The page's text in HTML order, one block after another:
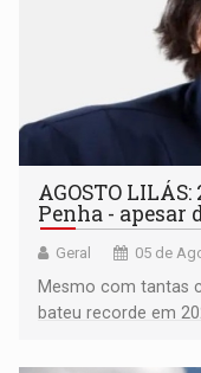
AGOSTO
Penha - apesar
Geral 05 de
Mesmo com tantas
bateu recorde em